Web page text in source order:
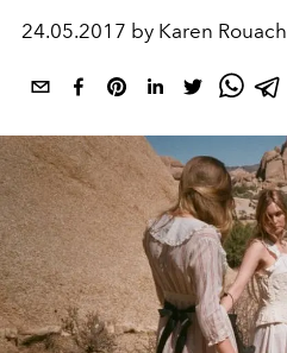
24.05.2017 by Karen Rouach